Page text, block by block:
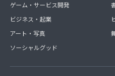
ゲーム・サービス開発
ビジネス・起業
アート・写真
ソーシャルグッド